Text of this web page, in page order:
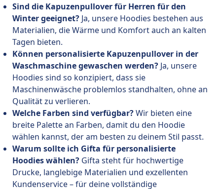
Sind die Kapuzenpullover für Herren für den
Winter geeignet? Ja, unsere Hoodies bestehen aus
Materialien, die Wärme und Komfort auch an kalten
Tagen bieten.
Können personalisierte Kapuzenpullover in der
Waschmaschine gewaschen werden? Ja, unsere
Hoodies sind so konzipiert, dass sie
Maschinenwäsche problemlos standhalten, ohne an
Qualität zu verlieren.
Welche Farben sind verfügbar?Wir bieten eine
breite Palette an Farben, damit du den Hoodie
wählen kannst, der am besten zu deinem Stil passt.
Warum sollte ich Gifta für personalisierte
Hoodies wählen? Gifta steht für hochwertige
Drucke, langlebige Materialien und exzellenten
Kundenservice – für deine vollständige